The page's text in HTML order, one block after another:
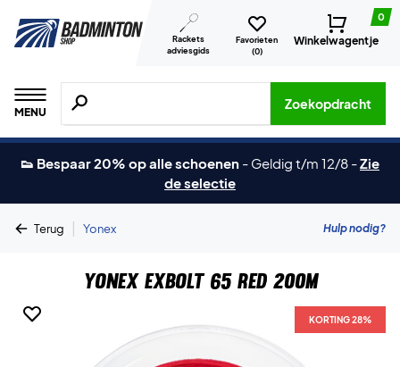
Rackets
adviesgids
Favorieten
(0)
0
Winkelwagentje
MENU
Zoeken naar producten, merken etc.
Zoekopdracht
👟 Bespaar 20% op alle schoenen - Geldig t/m 12/8 -Zie
de selectie
Terug | Yonex Hulp nodig?
Yonex Exbolt 65 Red 200m
KORTING 28%